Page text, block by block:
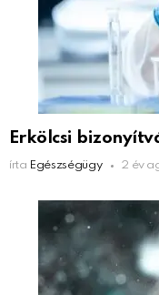
Erkölcsi
írta Egészségügy 2 év